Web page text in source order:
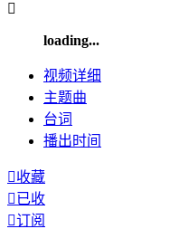

loading...
视频详细
主题曲
台词
播出时间
收藏
已收
订阅